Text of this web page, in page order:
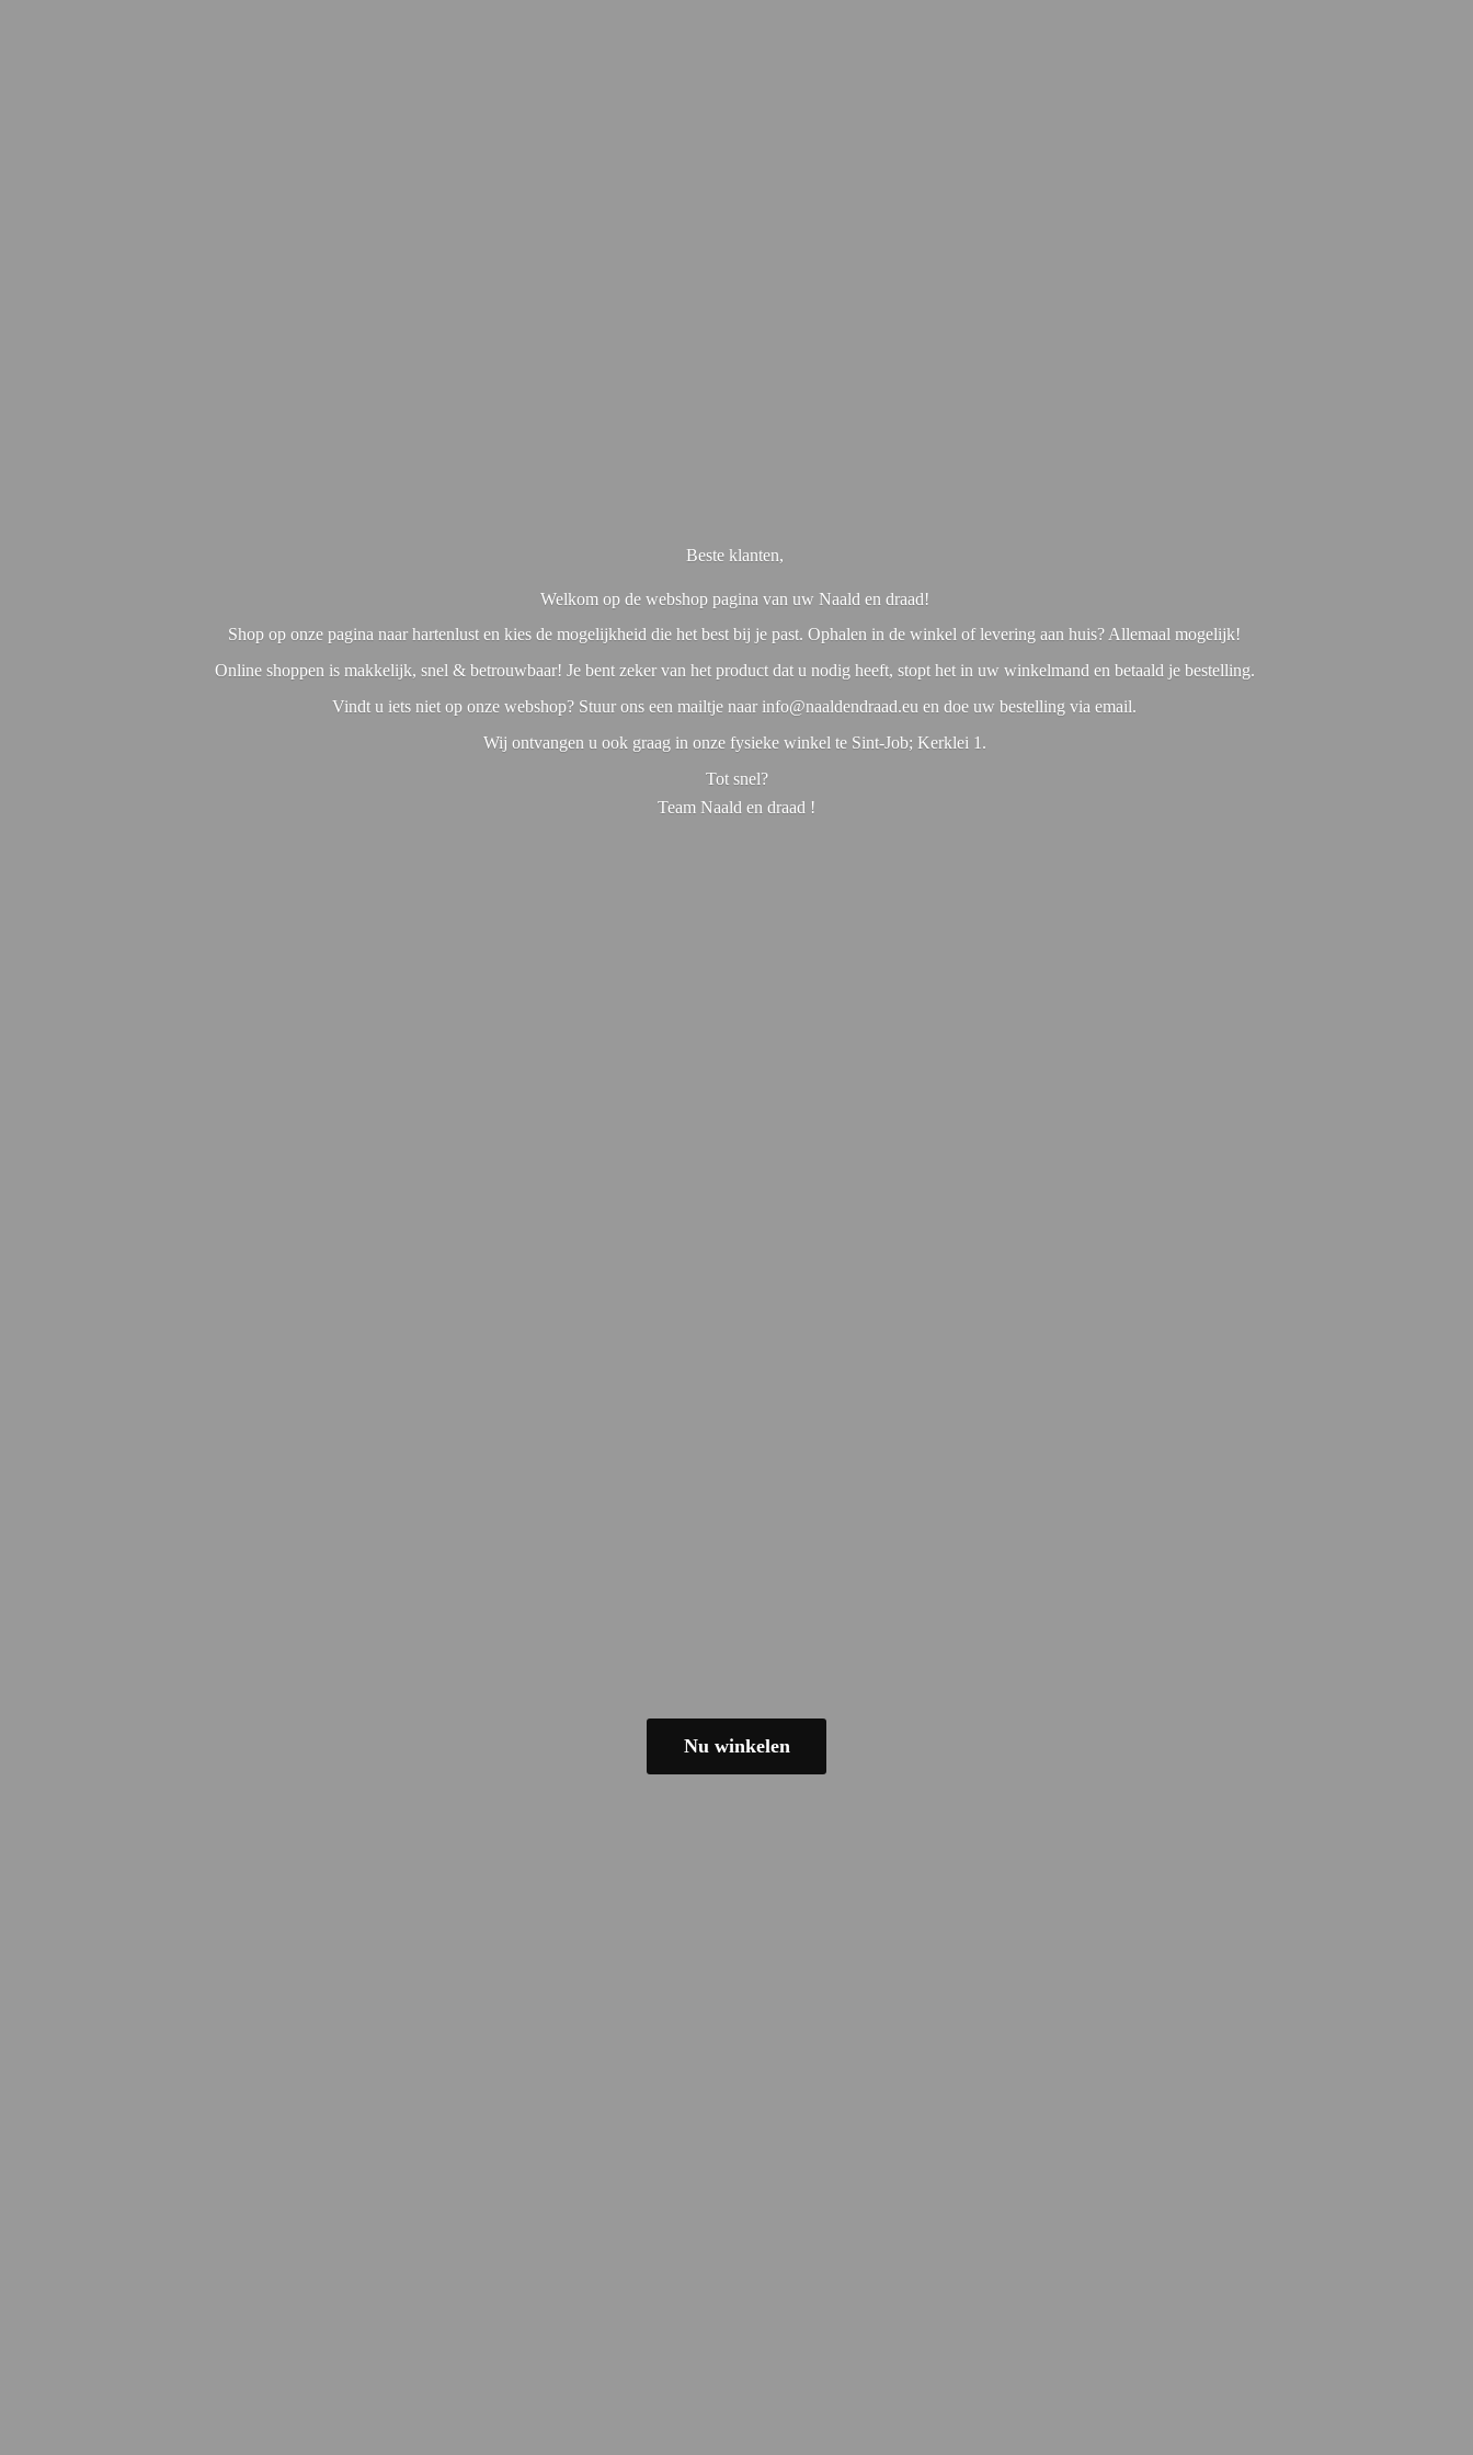
Beste klanten,
Welkom op de webshop pagina van uw Naald en draad!
Shop op onze pagina naar hartenlust en kies de mogelijkheid die het best bij je past. Ophalen in de winkel of levering aan huis? Allemaal mogelijk!
Online shoppen is makkelijk, snel & betrouwbaar! Je bent zeker van het product dat u nodig heeft, stopt het in uw winkelmand en betaald je bestelling.
Vindt u iets niet op onze webshop? Stuur ons een mailtje naar info@naaldendraad.eu en doe uw bestelling via email.
Wij ontvangen u ook graag in onze fysieke winkel te Sint-Job; Kerklei 1.
Tot snel?
Team Naald en draad !
Nu winkelen